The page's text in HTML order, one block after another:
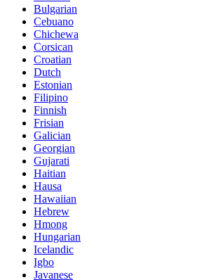
Bulgarian
Cebuano
Chichewa
Corsican
Croatian
Dutch
Estonian
Filipino
Finnish
Frisian
Galician
Georgian
Gujarati
Haitian
Hausa
Hawaiian
Hebrew
Hmong
Hungarian
Icelandic
Igbo
Javanese